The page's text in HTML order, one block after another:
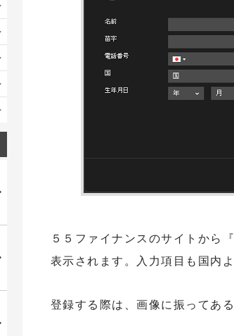
５５ファイナンスのサイトから
表示されます。入力項目も国内
登録する際は、画像に振ってあ